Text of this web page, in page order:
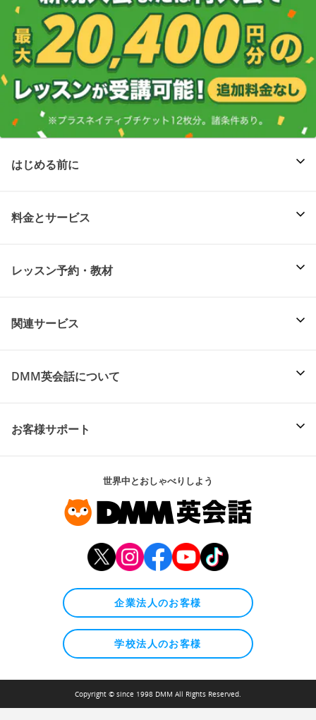
はじめる前に
料金とサービス
レッスン予約・教材
関連サービス
DMM英会話について
お客様サポート
世界中とおしゃべりしよう
企業法人のお客様
学校法人のお客様
Copyright © since 1998 DMM All Rights Reserved.